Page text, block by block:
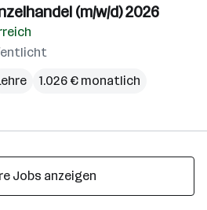
(m/w/d) 2026
1.026 € monatlich
Jobs anzeigen